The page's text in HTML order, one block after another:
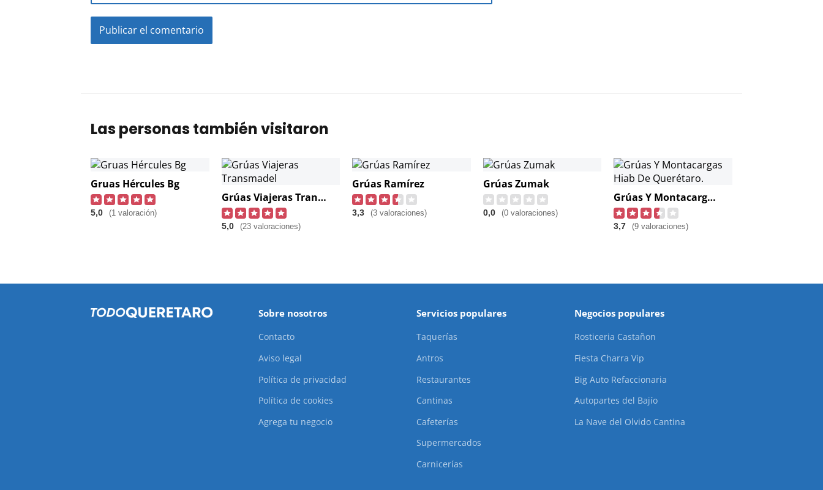
Las personas también visitaron
Gruas Hércules Bg
5,0 (1 valoración)
Grúas Viajeras Transmadel
5,0 (23 valoraciones)
Grúas Ramírez
3,3 (3 valoraciones)
Grúas Zumak
0,0 (0 valoraciones)
Grúas Y Montacargas Hiab De Querétaro.
3,7 (9 valoraciones)
Sobre nosotros
Contacto
Aviso legal
Política de privacidad
Política de cookies
Agrega tu negocio
Servicios populares
Taquerías
Antros
Restaurantes
Cantinas
Cafeterías
Supermercados
Carnicerías
Negocios populares
Rosticeria Castañon
Fiesta Charra Vip
Big Auto Refaccionaria
Autopartes del Bajío
La Nave del Olvido Cantina